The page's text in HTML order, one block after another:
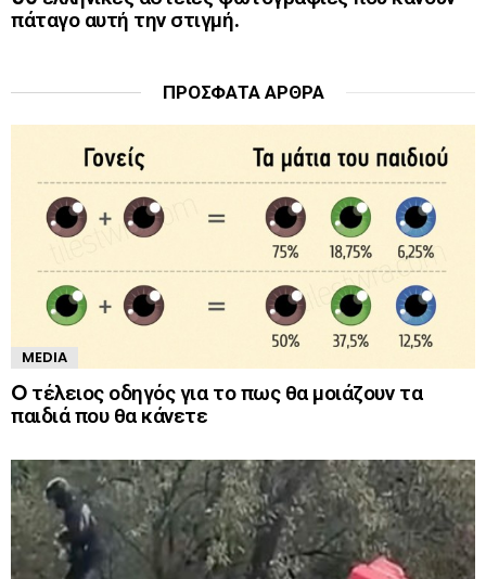
πάταγο αυτή την στιγμή.
ΠΡΌΣΦΑΤΑ ΆΡΘΡΑ
MEDIA
O τέλειος οδηγός για το πως θα μοιάζουν τα
παιδιά που θα κάνετε